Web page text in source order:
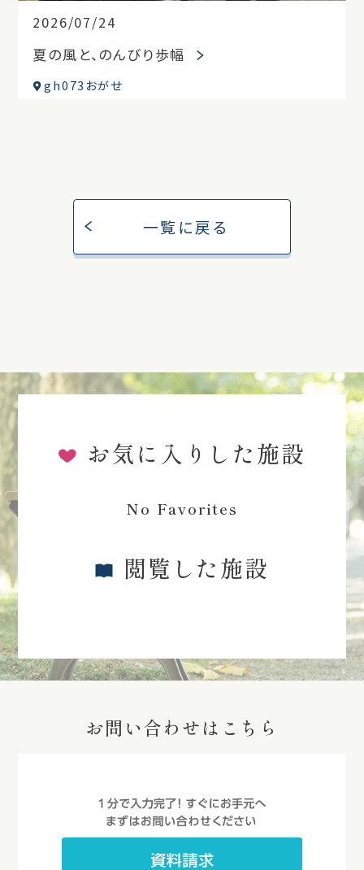
2026/07/24
夏の風と、のんびり歩幅
gh073おがせ
一覧に戻る
お気に入りした施設
No Favorites
閲覧した施設
お問い合わせはこちら